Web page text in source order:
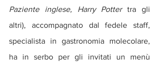
Paziente inglese, Harry Potter tra gli
altri), accompagnato dal fedele staff,
specialista in gastronomia molecolare,
ha in serbo per gli invitati un menù